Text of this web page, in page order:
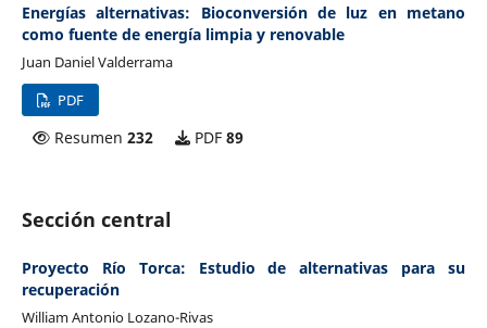
Energías alternativas: Bioconversión de luz en metano
como fuente de energía limpia y renovable
Juan Daniel Valderrama
PDF
Resumen 232 PDF 89
Sección central
Proyecto Río Torca: Estudio de alternativas para su
recuperación
William Antonio Lozano-Rivas